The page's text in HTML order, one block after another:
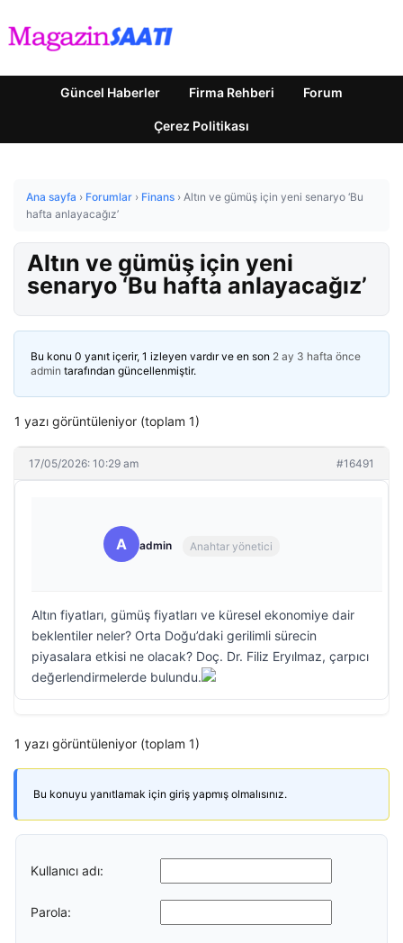
Güncel Haberler Firma Rehberi Forum
Çerez Politikası
Ana sayfa › Forumlar › Finans › Altın ve gümüş için yeni senaryo ‘Bu
hafta anlayacağız’
Altın ve gümüş için yeni
senaryo ‘Bu hafta anlayacağız’
Bu konu 0 yanıt içerir, 1 izleyen vardır ve en son 2 ay 3 hafta önce
admin tarafından güncellenmiştir.
1 yazı görüntüleniyor (toplam 1)
17/05/2026: 10:29 am #16491
A admin Anahtar yönetici
Altın fiyatları, gümüş fiyatları ve küresel ekonomiye dair
beklentiler neler? Orta Doğu’daki gerilimli sürecin
piyasalara etkisi ne olacak? Doç. Dr. Filiz Eryılmaz, çarpıcı
değerlendirmelerde bulundu.
1 yazı görüntüleniyor (toplam 1)
Bu konuyu yanıtlamak için giriş yapmış olmalısınız.
Kullanıcı adı:
Parola: